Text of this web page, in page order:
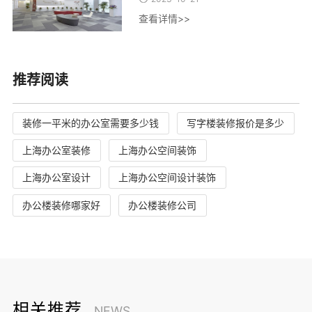
查看详情>>
推荐阅读
装修一平米的办公室需要多少钱 写字楼装修报价是多少
上海办公室装修 上海办公空间装饰
上海办公室设计 上海办公空间设计装饰
办公楼装修哪家好 办公楼装修公司